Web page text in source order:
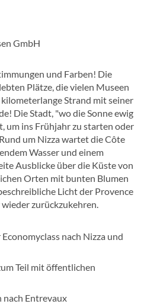
GmbH
und Farben! Die
Plätze, die vielen Museen
Strand mit seiner
Die Stadt, "wo die Sonne ewig
um ins Frühjahr zu starten oder
um Nizza wartet die Côte
Wasser und einem
Ausblicke über die Küste von
Orten mit bunten Blumen
Licht der Provence
zurückzukehren.
nach Nizza und
Teil mit öffentlichen
nach Entrevaux